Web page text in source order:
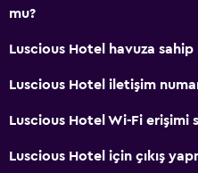
Saç kurutma makinesi
Dış alan
Bahçe
Çalışma masası
mu?
Luscious Hotel havuza sahip
Luscious Hotel iletişim
Luscious Hotel Wi-Fi erişimi
Luscious Hotel için çıkış